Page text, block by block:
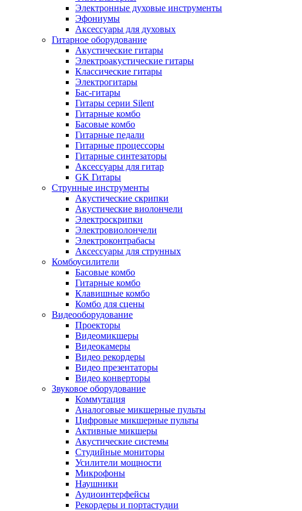
Электронные духовые инструменты
Эфониумы
Аксессуары для духовых
Гитарное оборудование
Акустические гитары
Электроакустические гитары
Классические гитары
Электрогитары
Бас-гитары
Гитары серии Silent
Гитарные комбо
Басовые комбо
Гитарные педали
Гитарные процессоры
Гитарные синтезаторы
Аксессуары для гитар
GK Гитары
Струнные инструменты
Акустические скрипки
Акустические виолончели
Электроскрипки
Электровиолончели
Электроконтрабасы
Аксессуары для струнных
Комбоусилители
Басовые комбо
Гитарные комбо
Клавишные комбо
Комбо для сцены
Видеооборудование
Проекторы
Видеомикшеры
Видеокамеры
Видео рекордеры
Видео презентаторы
Видео конверторы
Звуковое оборудование
Коммутация
Аналоговые микшерные пульты
Цифровые микшерные пульты
Активные микшеры
Акустические системы
Студийные мониторы
Усилители мощности
Микрофоны
Наушники
Аудиоинтерфейсы
Рекордеры и портастудии